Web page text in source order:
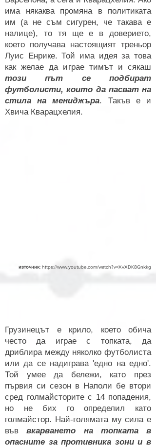
има някаква промяна в политиката
им (а не съм сигурен, че такава е
налице), то тя ще е в доверието,
което получава настоящият треньор
Луис Енрике. Той има идея за това
как желае да играе тимът и сякаш
този път се подбират
футболисти, които да пасват на
стила на мениджъра. Такъв е и
Хвича Кварацхелия.
източник: https://www.youtube.com/watch?v=XvXDK8Gnkkg
Грузинецът е крило, което обича
често да играе с топката, да
дриблира между няколко футболиста
или да се надиграва 'едно на едно'.
Той умее да бележи, като през
първия си сезон в Наполи бе втори
сред голмайсторите с 14 попадения,
но не бих го определил като
голмайстор. Най-голямата му сила е
въввкарването на топката в
опасните за противника зони и в